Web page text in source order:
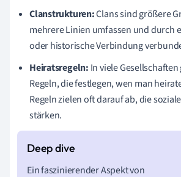
Clanstrukturen:Clans sind größere
mehrere Linien umfassen und durch
oder historische Verbindung
Heiratsregeln: In viele
Regeln, die festlegen, wen man
Regeln zielen oft darauf ab, die
stärken.
Ein faszinierender Aspekt von